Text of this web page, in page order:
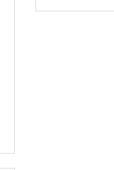
响；